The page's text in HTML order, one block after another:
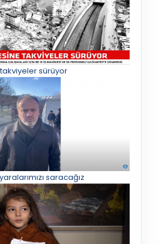
sürüyor
saracağız